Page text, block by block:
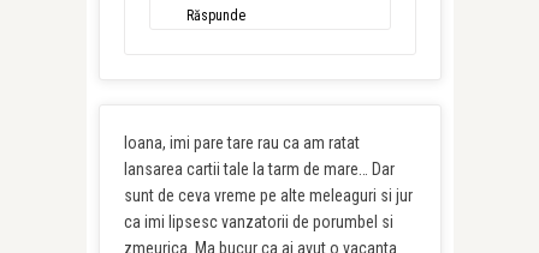
Răspunde
Ioana, imi pare tare rau ca am ratat
lansarea cartii tale la tarm de mare… Dar
sunt de ceva vreme pe alte meleaguri si jur
ca imi lipsesc vanzatorii de porumbel si
zmeurica. Ma bucur ca ai avut o vacanta